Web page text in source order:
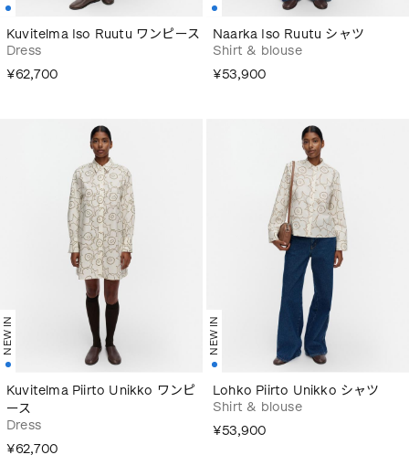
Kuvitelma Iso Ruutu ワンピース
Dress
¥62,700
Naarka Iso Ruutu シャツ
Shirt & blouse
¥53,900
NEW IN
Kuvitelma Piirto Unikko ワンピ
ース
Dress
¥62,700
NEW IN
Lohko Piirto Unikko シャツ
Shirt & blouse
¥53,900